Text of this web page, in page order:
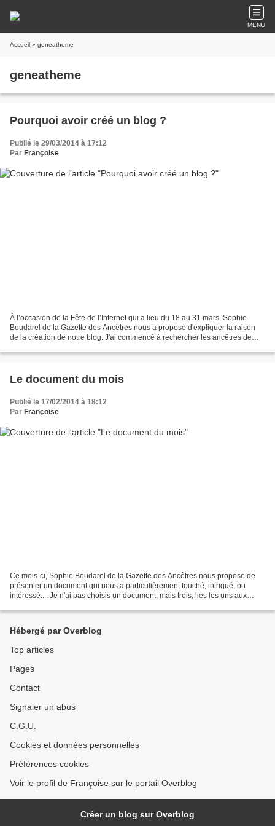
MENU
Accueil » geneatheme
geneatheme
Pourquoi avoir créé un blog ?
Publié le 29/03/2014 à 17:12
Par Françoise
À l’occasion de la Fête de l’Internet qui a lieu du 18 au 31 mars, Sophie
Boudarel de la Gazette des Ancêtres nous a proposé d'expliquer la raison
de la création de notre blog. J'ai commencé à rechercher les ancêtres de
Le document du mois
Publié le 17/02/2014 à 18:12
Par Françoise
Ce mois-ci, Sophie Boudarel de la Gazette des Ancêtres nous propose de
présenter un document qui nous a particulièrement touché, intrigué, ou
intéressé.... Je n'ai pas choisis un document, mais trois, liés les uns aux
Hébergé par Overblog
Top articles
Pages
Contact
Signaler un abus
C.G.U.
Cookies et données personnelles
Préférences cookies
Voir le profil de Françoise sur le portail Overblog
Créer un blog sur Overblog